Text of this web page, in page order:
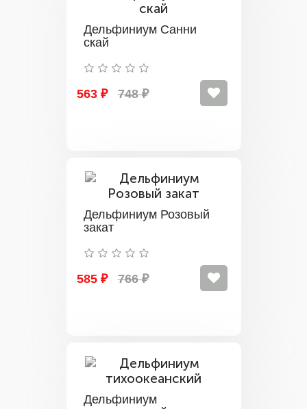
Дельфиниум Санни
скай
563 ₽ 748 ₽
Дельфиниум Розовый
закат
585 ₽ 766 ₽
Дельфиниум